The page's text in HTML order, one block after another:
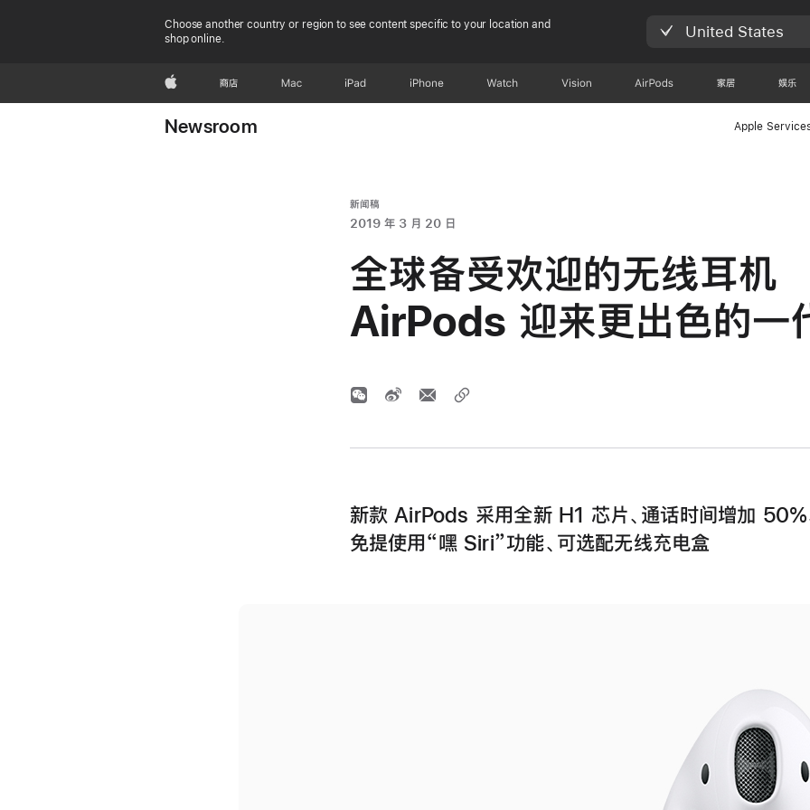
Choose another country or region to see content specific to your location and
shop online.
United States
Apple 商店 Mac iPad iPhone Watch Vision AirPods 家居 娱乐
Newsroom Apple
新闻稿
2019 年 3 月 20 日
全球备受欢迎的无线耳机
AirPods 迎来更出色的一
新款 AirPods 采用全新 H1 芯片、通话时间增加 50%
免提使用“嘿 Siri”功能、可选配无线充电盒